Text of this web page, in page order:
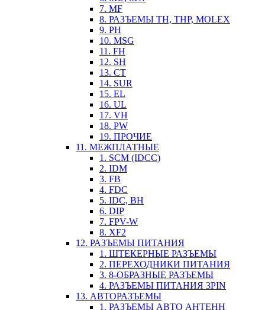
7. MF
8. РАЗЪЕМЫ TH, THP, MOLEX
9. PH
10. MSG
11. FH
12. SH
13. CT
14. SUR
15. EL
16. UL
17. VH
18. PW
19. ПРОЧИЕ
11. МЕЖПЛАТНЫЕ
1. SCM (IDCC)
2. IDM
3. FB
4. FDC
5. IDC, BH
6. DIP
7. FPV-W
8. XF2
12. РАЗЪЕМЫ ПИТАНИЯ
1. ШТЕКЕРНЫЕ РАЗЪЕМЫ
2. ПЕРЕХОДНИКИ ПИТАНИЯ
3. 8-ОБРАЗНЫЕ РАЗЪЕМЫ
4. РАЗЪЕМЫ ПИТАНИЯ 3PIN
13. АВТОРАЗЪЕМЫ
1. РАЗЪЕМЫ АВТО АНТЕНН